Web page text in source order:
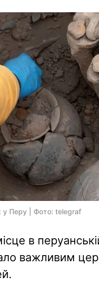
у Перу | Фото: telegraf
в
важливим